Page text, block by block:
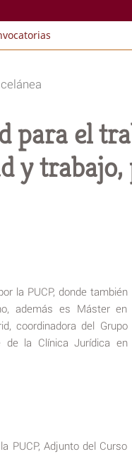
para el
y
la PUCP, donde también
además es Máster en
coordinadora del Grupo
de la Clínica Jurídica en
PUCP, Adjunto del Curso